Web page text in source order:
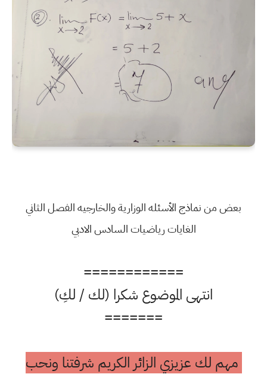
بعض من نماذج الأسئله الوزارية والخارجيه الفصل الثاني
الغايات رياضيات السادس الادبي
============
انتهى الموضوع شكرا (لك / لكِ)
=======
مهم لك عزيزي الزائر الكريم شرفتنا ونحب